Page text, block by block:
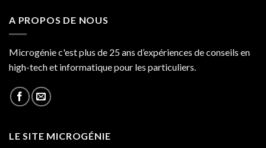
A PROPOS DE NOUS
Microgénie c'est plus de 25 ans d’expériences de conseils en
high-tech et informatique pour les particuliers.
LE SITE MICROGÉNIE